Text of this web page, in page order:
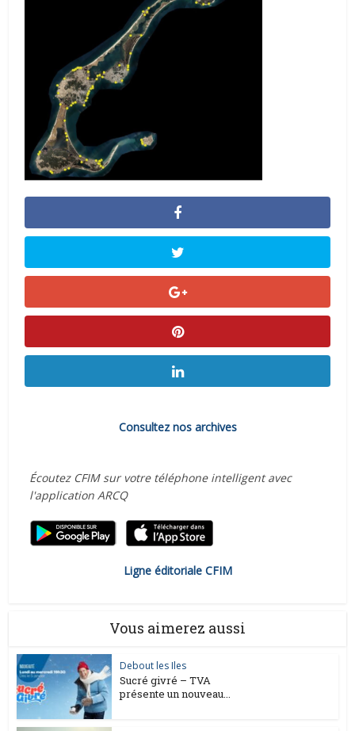
Consultez nos archives
Écoutez CFIM sur votre téléphone intelligent avec
l'application ARCQ
Ligne éditoriale CFIM
Vous aimerez aussi
Debout les Iles
Sucré givré – TVA
présente un nouveau...